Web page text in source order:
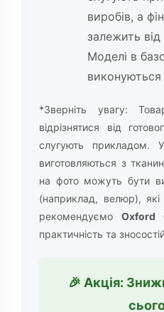
виробів, а
залежить
Моделі в
виконуються
*Зверніть увагу:
відрізнятися від
слугують прикладом.
виготовляються з
на фото можуть бути
(наприклад, велюр),
рекомендуємо Oxford
практичність та
🎉 Акція: